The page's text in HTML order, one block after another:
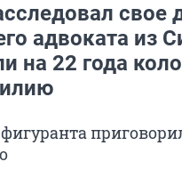
свое
адвоката из
на 22 года